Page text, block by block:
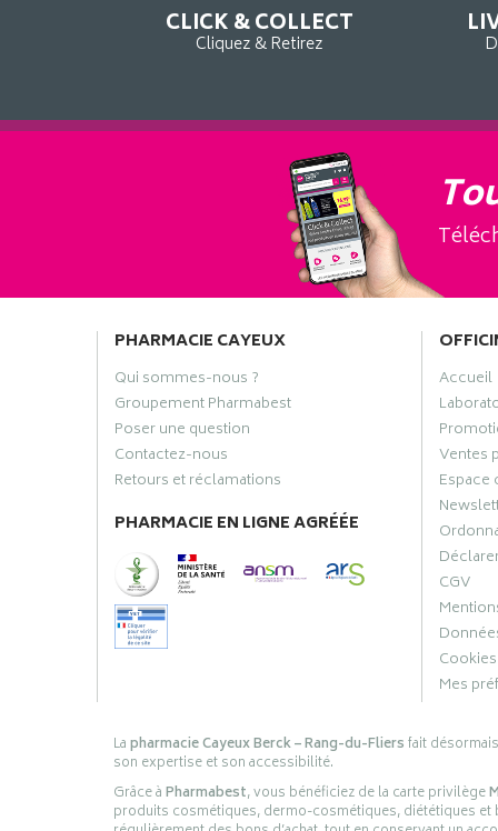
CLICK & COLLECT
Cliquez & Retirez
PHARMACIE CAYEUX
Qui sommes-nous ?
Groupement Pharmabest
Poser une question
Contactez-nous
Retours et réclamations
PHARMACIE EN LIGNE AGRÉÉE
Accueil
Ventes
Espace
CGV
Cookies
Mes
Lapharmacie Cayeux Berck – Rang-du-Fliersfait
son expertise et son accessibilité.
Grâce àPharmabest, vous bénéficiez de la carte privilège
produits cosmétiques, dermo-cosmétiques, diététiques